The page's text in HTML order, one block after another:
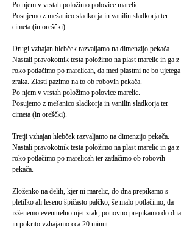
Po njem v vrstah položimo polovice marelic.
Posujemo z mešanico sladkorja in vanilin sladkorja ter
cimeta (in oreščki).
Drugi vzhajan hlebček razvaljamo na dimenzijo pekača.
Nastali pravokotnik testa položimo na plast marelic in ga z
roko potlačimo po marelicah, da med plastmi ne bo ujetega
zraka. Zlasti pazimo na to ob robovih pekača.
Po njem v vrstah položimo polovice marelic.
Posujemo z mešanico sladkorja in vanilin sladkorja ter
cimeta (in oreščki).
Tretji vzhajan hlebček razvaljamo na dimenzijo pekača.
Nastali pravokotnik testa položimo na plast marelic in ga z
roko potlačimo po marelicah ter zatlačimo ob robovih
pekača.
Zloženko na delih, kjer ni marelic, do dna prepikamo s
pletilko ali leseno špičasto palčko, še malo potlačimo, da
izženemo eventuelno ujet zrak, ponovno prepikamo do dna
in pokrito vzhajamo cca 20 minut.